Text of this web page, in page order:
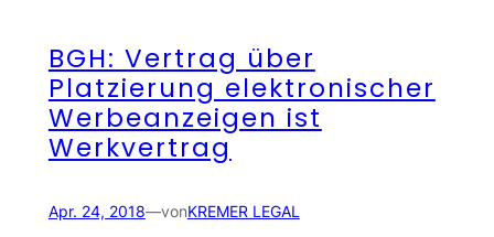
BGH: Vertrag über
Platzierung elektronischer
Werbeanzeigen ist
Werkvertrag
Apr. 24, 2018—vonKREMER LEGAL